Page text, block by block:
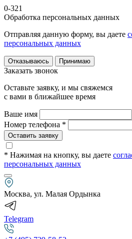
0-321
Обработка персональных данных
Отправляя данную форму, вы даете
персональных данных
Отказываюсь Принимаю
Заказать звонок
Оставьте заявку, и мы свяжемся
с вами в ближайшее время
Ваше имя
Номер телефона *
Оставить заявку
* Нажимая на кнопку, вы даете
персональных данных
Москва, ул. Малая Ордынка
Telegram